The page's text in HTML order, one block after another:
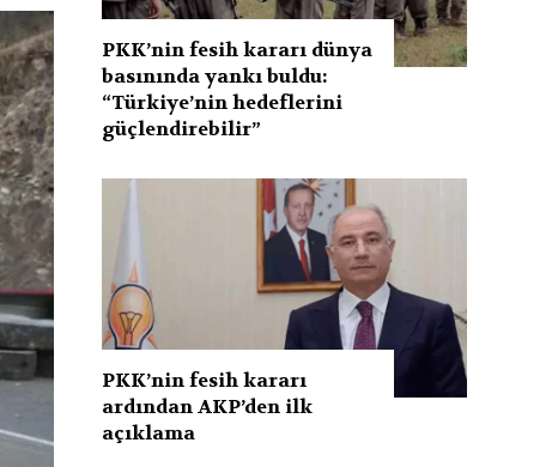
PKK’nin fesih kararı dünya
basınında yankı buldu:
“Türkiye’nin hedeflerini
güçlendirebilir”
PKK’nin fesih kararı
ardından AKP’den ilk
açıklama